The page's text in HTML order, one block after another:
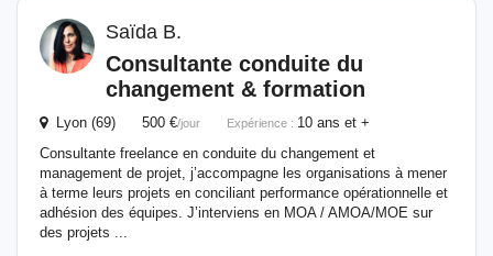
Saïda B.
Consultante conduite du
changement & formation
Lyon (69) 500 €/jour Expérience : 10 ans et +
Consultante freelance en conduite du changement et
management de projet, j’accompagne les organisations à mener
à terme leurs projets en conciliant performance opérationnelle et
adhésion des équipes. J’interviens en MOA / AMOA/MOE sur
des projets ...